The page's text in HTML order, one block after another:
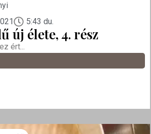
5:43 du.
új élete, 4. rész
ért...